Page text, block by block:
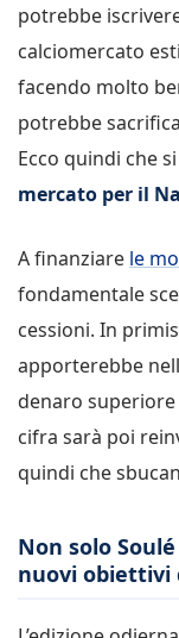
potrebbe
calciomercato
facendo molto
potrebbe
Ecco quindi che
mercato per il
A finanziare le
fondamentale
cessioni. In
apporterebbe
denaro
cifra sarà poi
quindi che
Non solo
nuovi obiettivi